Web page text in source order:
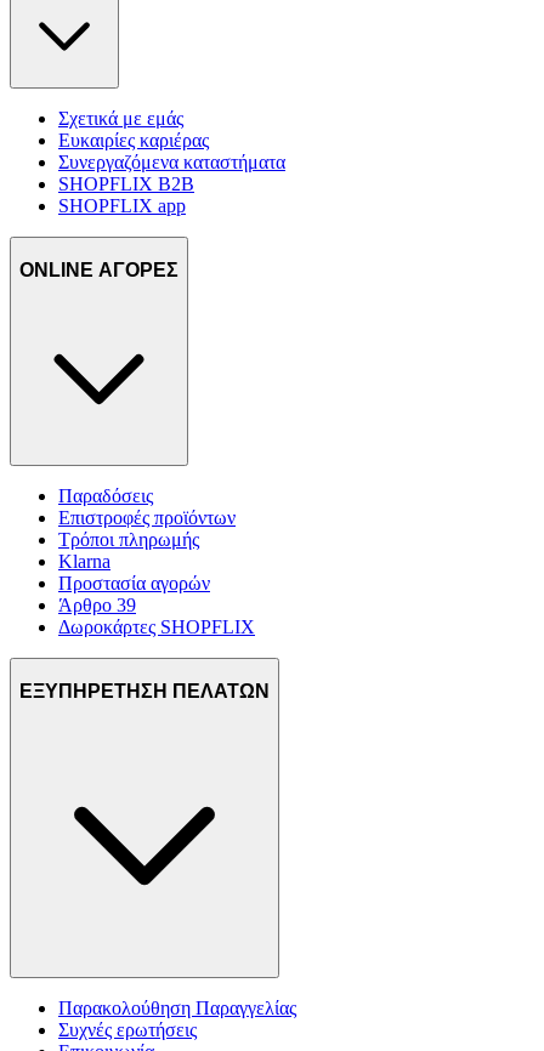
Σχετικά με εμάς
Ευκαιρίες καριέρας
Συνεργαζόμενα καταστήματα
SHOPFLIX B2B
SHOPFLIX app
ONLINE ΑΓΟΡΕΣ
Παραδόσεις
Επιστροφές προϊόντων
Τρόποι πληρωμής
Klarna
Προστασία αγορών
Άρθρο 39
Δωροκάρτες SHOPFLIX
ΕΞΥΠΗΡΕΤΗΣΗ ΠΕΛΑΤΩΝ
Παρακολούθηση Παραγγελίας
Συχνές ερωτήσεις